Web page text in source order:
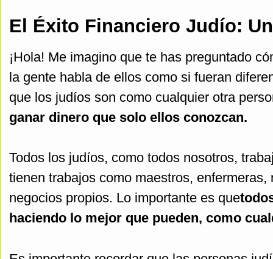
El Éxito Financiero Judío:
¡Hola! Me imagino que te has preguntado
la gente habla de ellos como si fueran
que los judíos son como cualquier otra
ganar dinero que solo ellos conozcan.
Todos los judíos, como todos nosotros,
tienen trabajos como maestros,
negocios propios. Lo importante es que
haciendo lo mejor que pueden, como